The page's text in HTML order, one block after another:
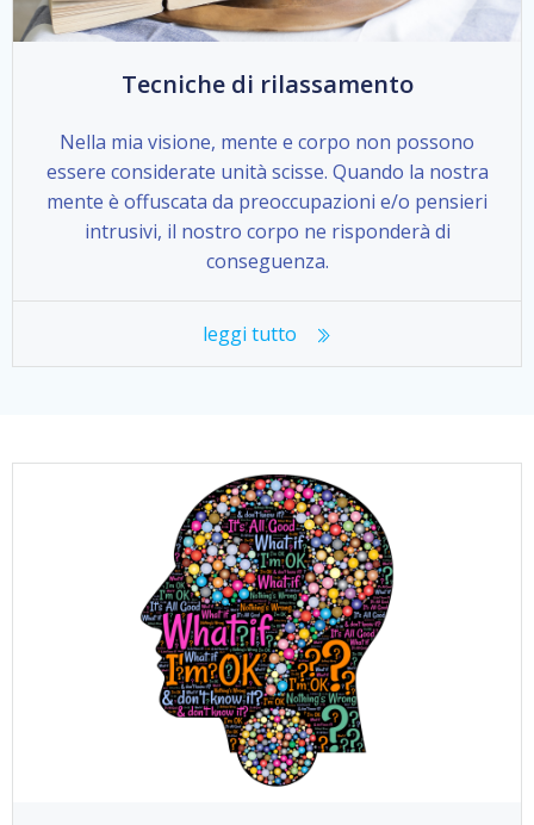
Tecniche di rilassamento
Nella mia visione, mente e corpo non possono
essere considerate unità scisse. Quando la nostra
mente è offuscata da preoccupazioni e/o pensieri
intrusivi, il nostro corpo ne risponderà di
conseguenza.
leggi tutto